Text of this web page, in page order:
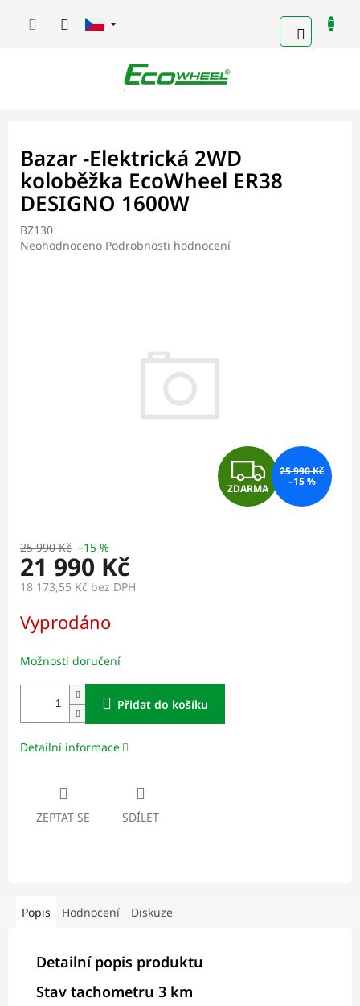
KOŠÍK
Bazar -Elektrická 2WD
koloběžka EcoWheel ER38
DESIGNO 1600W
BZ130
Průměrné
Neohodnoceno Podrobnosti hodnocení
Z
D
ZDARMA
25 990 Kč
–15 %
25 990 Kč –15 %
21 990 Kč
18 173,55 Kč bez DPH
cena:
Vyprodáno
Možnosti doručení
Přidat do košíku
Detailní informace
ZEPTAT SE SDÍLET
Popis Hodnocení Diskuze
Detailní popis produktu
Stav tachometru 3 km